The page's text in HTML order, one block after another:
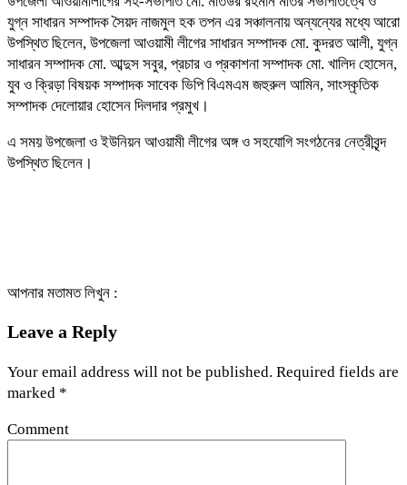
যুগ্ন সাধারন সম্পাদক সৈয়দ নাজমুল হক তপন এর সঞ্চালনায় অন্যন্যের মধ্যে আরো
উপস্থিত ছিলেন, উপজেলা আওয়ামী লীগের সাধারন সম্পাদক মো. কুদরত আলী, যুগ্ন
সাধারন সম্পাদক মো. আব্দুস সবুর, প্রচার ও প্রকাশনা সম্পাদক মো. খালিদ হোসেন,
যুব ও ক্রিড়া বিষয়ক সম্পাদক সাবেক ভিপি বিএমএম জহুরুল আমিন, সাংস্কৃতিক
সম্পাদক দেলোয়ার হোসেন দিলদার প্রমুখ।
এ সময় উপজেলা ও ইউনিয়ন আওয়ামী লীগের অঙ্গ ও সহযোগি সংগঠনের নেত্রীবৃন্দ
উপস্থিত ছিলেন।
আপনার মতামত লিখুন :
Leave a Reply
Your email address will not be published. Required fields are
marked *
Comment